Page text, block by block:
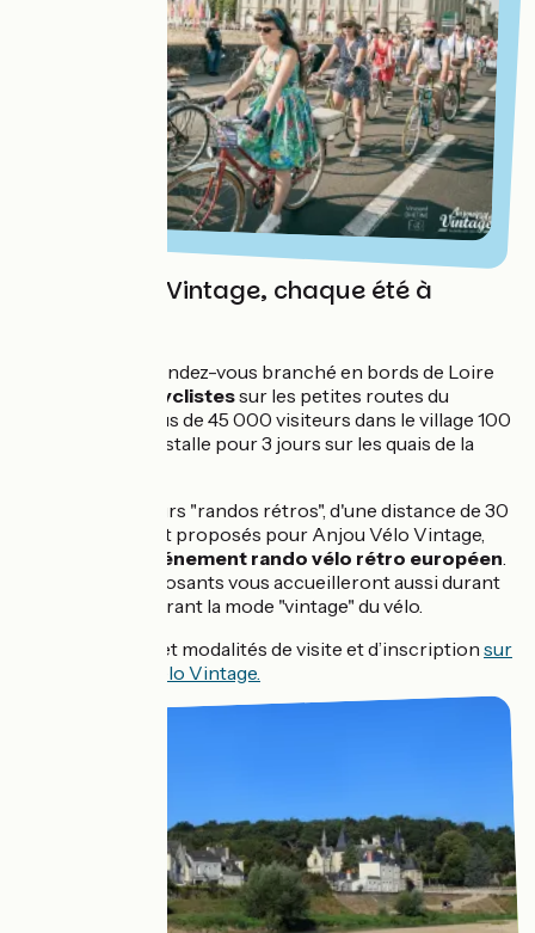
L'Anjou Vélo Vintage, chaque été à
Chaque été ce rendez-vous branché en bords de Loire
10 000 cyclistessur les petites routes du
Saumurois, et plus de 45 000 visiteurs dans le village 100
% vintage qui s’installe pour 3 jours sur les quais de la
Plusieurs parcours "randos rétros", d'une distance de 30
km à 120 km, sont proposés pour Anjou Vélo Vintage,
1er événement rando vélo rétro européen.
Des artistes, exposants vous accueilleront aussi durant
ces 3 jours célébrant la mode "vintage" du vélo.
Toutes les infos et modalités de visite et d’inscription sur
le site d'Anjou Vélo Vintage.